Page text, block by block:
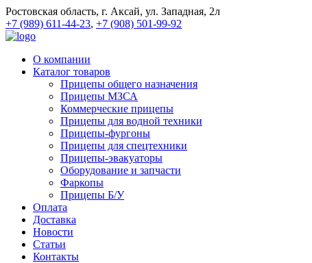
Ростовская область, г. Аксай, ул. Западная, 2л
+7 (989) 611-44-23, +7 (908) 501-99-92
О компании
Каталог товаров
Прицепы общего назначения
Прицепы МЗСА
Коммерческие прицепы
Прицепы для водной техники
Прицепы-фургоны
Прицепы для спецтехники
Прицепы-эвакуаторы
Оборудование и запчасти
Фаркопы
Прицепы Б/У
Оплата
Доставка
Новости
Статьи
Контакты